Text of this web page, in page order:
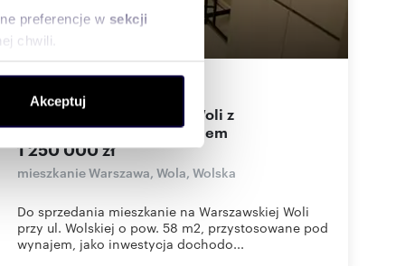
preferencje w sekcji
chwili.
społecznościowym,
od Ciebie lub
Akceptuj
58m 5 21 552zł/m
nowoczesnym wyposażeniem
1 250 000 zł
mieszkanie Warszawa, Wola, Wolska
Do sprzedania mieszkanie na Warszawskiej Woli
przy ul. Wolskiej o pow. 58 m2, przystosowane pod
wynajem, jako inwestycja dochodo...